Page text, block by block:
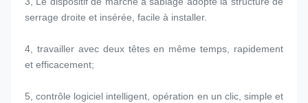
serrage droite et insérée, facile à installer.
4, travailler avec deux têtes en même temps, rapidement
et efficacement;
5, contrôle logiciel intelligent, opération en un clic, simple et